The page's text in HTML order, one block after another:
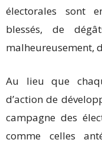
électorales sont
blessés, de
malheureusement,
Au lieu que
d’action de
campagne des
comme celles